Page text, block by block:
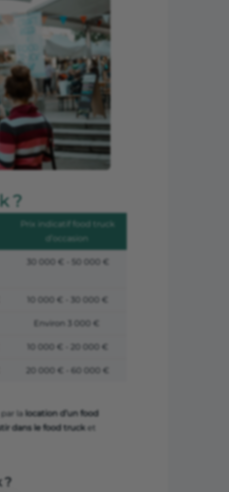
?
Prix indicatif food truck
d’occasion
30 000 € - 50 000 €
10 000 € - 30 000 €
Environ 3 000 €
10 000 € - 20 000 €
20 000 € - 60 000 €
la location d’un food
dans le food truck et
?